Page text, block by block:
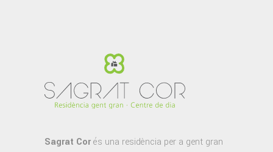
Sagrat Corés una residència per a gent gran